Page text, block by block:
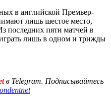
в английской Премьер-
лишь шестое место,
последних пяти матчей в
лишь в одном и трижды
в Telegram. Подписывайтесь